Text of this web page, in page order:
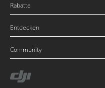
Rabatte
Entdecken
Community